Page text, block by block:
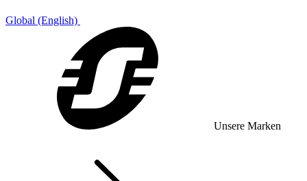
Global (English)
Unsere Marken